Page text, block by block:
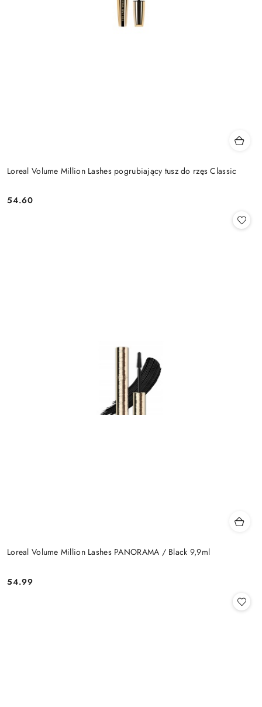
Loreal Volume Million Lashes pogrubiający tusz do rzęs Classic
Cena:
54.60
Loreal Volume Million Lashes PANORAMA / Black 9,9ml
Cena:
54.99